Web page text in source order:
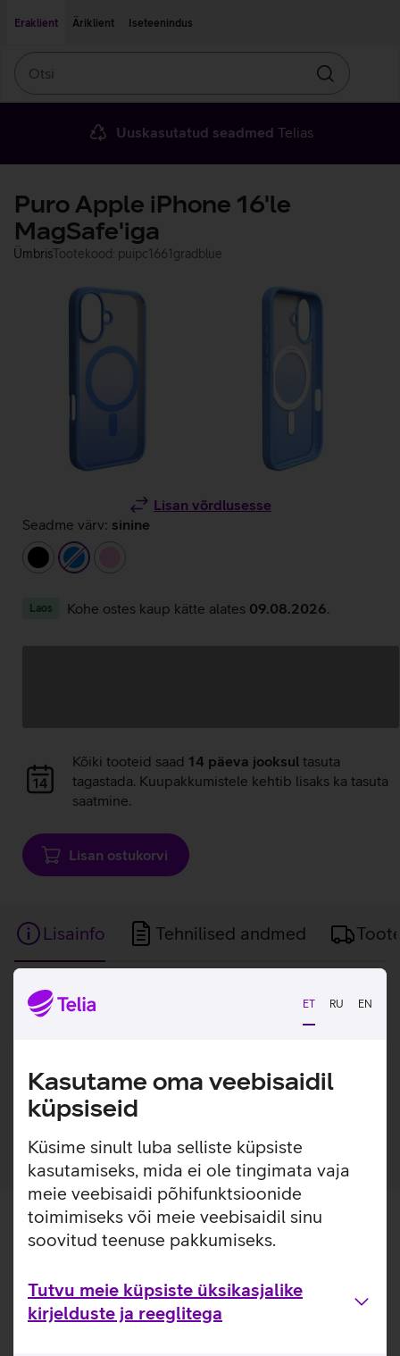
ET RU EN
Kasutame oma veebisaidil
küpsiseid
Küsime sinult luba selliste küpsiste
kasutamiseks, mida ei ole tingimata vaja
meie veebisaidi põhifunktsioonide
toimimiseks või meie veebisaidil sinu
soovitud teenuse pakkumiseks.
Tutvu meie küpsiste üksikasjalike
kirjelduste ja reeglitega
Eraklient
Äriklient Iseteenindus
Otsin
Uuskasutatud seadmed Telias
Puro Apple iPhone 16'le
MagSafe'iga
ÜmbrisTootekood: puipc1661gradblue
Lisan võrdlusesse
Seadme värv: sinine
mustsinine
Laos Kohe ostes kaup kätte alates 09.08.2026
laadimine
Andmete
laadimine
Kõiki tooteid saad 14 päeva jooksul tasuta
tagastada. Kuupakkumistele kehtib lisaks ka tasuta
saatmine.
Lisan ostukorvi
Lisainfo Tehnilised andmed
Lisainfo
Õhuke, kerge ja lihtsasti kinnitatav ümbris, millel on
sisseehitatud MagSafe magnetid, mis muudavad ümbrise
ilma seda eemaldamata. Lisaks saab ümbrise tagaküljele
mugavalt kinnitada ka rahatasku.